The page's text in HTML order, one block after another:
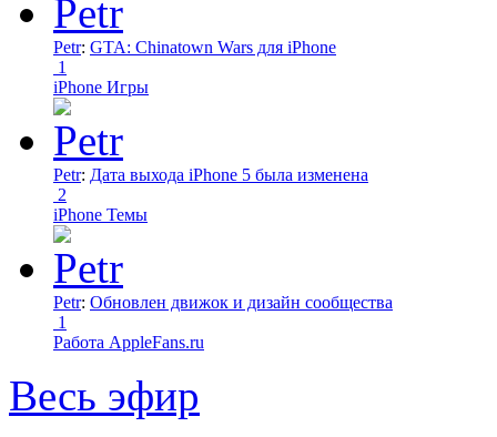
Petr: GTA: Chinatown Wars для iPhone
1
iPhone Игры
Petr: Дата выхода iPhone 5 была изменена
2
iPhone Темы
Petr: Обновлен движок и дизайн сообщества
1
Работа AppleFans.ru
Весь эфир